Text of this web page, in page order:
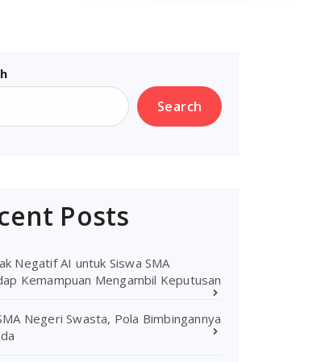
Search
Posts
Negatif AI untuk Siswa SMA
Kemampuan Mengambil Keputusan
Negeri Swasta, Pola Bimbingannya